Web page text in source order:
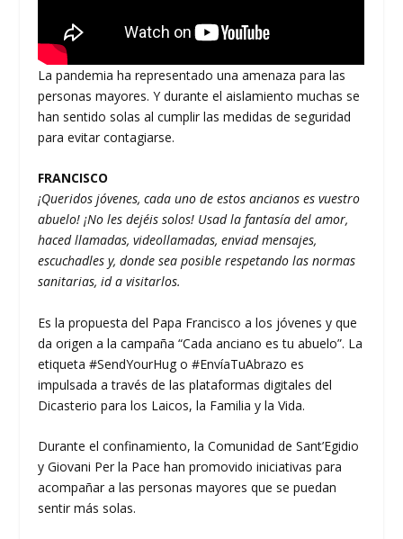
La pandemia ha representado una amenaza para las
personas mayores. Y durante el aislamiento muchas se
han sentido solas al cumplir las medidas de seguridad
para evitar contagiarse.
FRANCISCO
¡Queridos jóvenes, cada uno de estos ancianos es vuestro
abuelo! ¡No les dejéis solos! Usad la fantasía del amor,
haced llamadas, videollamadas, enviad mensajes,
escuchadles y, donde sea posible respetando las normas
sanitarias, id a visitarlos.
Es la propuesta del Papa Francisco a los jóvenes y que
da origen a la campaña “Cada anciano es tu abuelo”. La
etiqueta #SendYourHug o #EnvíaTuAbrazo es
impulsada a través de las plataformas digitales del
Dicasterio para los Laicos, la Familia y la Vida.
Durante el confinamiento, la Comunidad de Sant’Egidio
y Giovani Per la Pace han promovido iniciativas para
acompañar a las personas mayores que se puedan
sentir más solas.